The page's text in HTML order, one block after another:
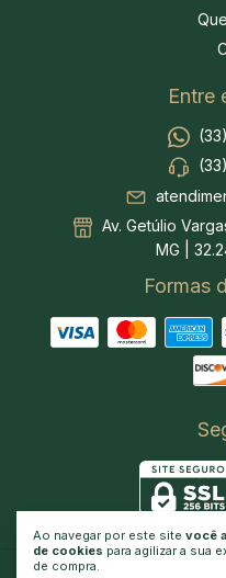
Ao navegar por este site você
de cookies para agilizar a sua
de compra.
Entre
Av. Getúlio
MG |
Formas